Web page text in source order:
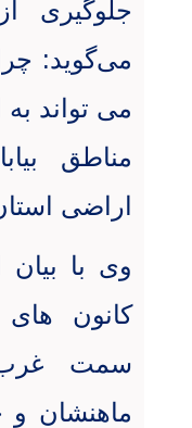
جلوگیری
می‌گوید:
می تواند به
مناطق
اراضی
وی با بیان
کانون
سمت غرب
ماهنشان